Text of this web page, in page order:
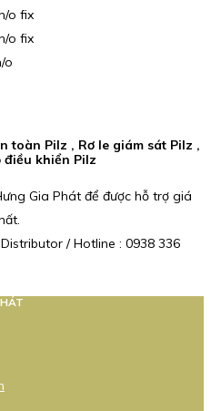
o fix
o fix
o
toàn Pilz , Rơ le giám sát Pilz ,
điều khiển Pilz
Gia Phát để được hỗ trợ giá
/ Hotline : 0938 336